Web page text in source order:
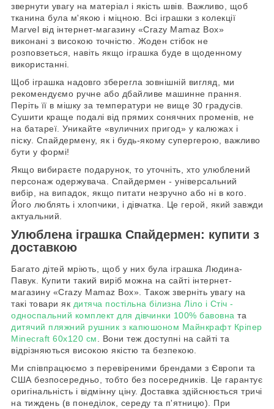
звернути увагу на матеріал і якість швів. Важливо, щоб
тканина була м'якою і міцною. Всі іграшки з колекції
Marvel від інтернет-магазину «Crazy Mamaz Box»
виконані з високою точністю. Жоден стібок не
розповзеться, навіть якщо іграшка буде в щоденному
використанні.
Щоб іграшка надовго зберегла зовнішній вигляд, ми
рекомендуємо ручне або дбайливе машинне прання.
Періть її в мішку за температури не вище 30 градусів.
Сушити краще подалі від прямих сонячних променів, не
на батареї. Уникайте «вуличних пригод» у калюжах і
піску. Спайдермену, як і будь-якому супергерою, важливо
бути у формі!
Якщо вибираєте подарунок, то уточніть, хто улюблений
персонаж одержувача. Спайдермен - універсальний
вибір, на випадок, якщо питати незручно або ні в кого.
Його люблять і хлопчики, і дівчатка. Це герой, який завжди
актуальний.
Улюблена іграшка Спайдермен: купити з
доставкою
Багато дітей мріють, щоб у них була іграшка Людина-
Павук. Купити такий виріб можна на сайті інтернет-
магазину «Crazy Mamaz Box». Також зверніть увагу на
такі товари як дитяча постільна білизна Ліло і Стіч -
односпальний комплект для дівчинки 100% бавовна та
дитячий пляжний рушник з капюшоном Майнкрафт Кріпер
Minecraft 60х120 см. Вони теж доступні на сайті та
відрізняються високою якістю та безпекою.
Ми співпрацюємо з перевіреними брендами з Європи та
США безпосередньо, тобто без посередників. Це гарантує
оригінальність і відмінну ціну. Доставка здійснюється тричі
на тиждень (в понеділок, середу та п'ятницю). При